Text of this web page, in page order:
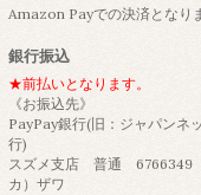
Amazon Payでの決済となり
銀行振込
★前払いとなります。
《お振込先》
PayPay銀行(旧：ジャパンネ
行)
スズメ支店 普通 6766349
カ）ザワ